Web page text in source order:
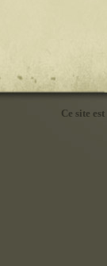
Ce site